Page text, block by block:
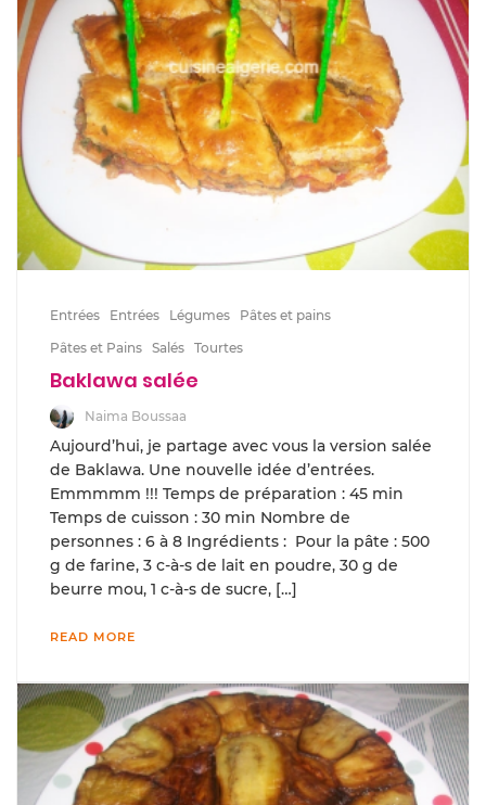
Entrées Entrées Légumes
Pâtes et pains
Pâtes et Pains Salés Tourtes
Baklawa salée
Naima Boussaa
Aujourd’hui, je partage avec vous la version salée
de Baklawa. Une nouvelle idée d’entrées.
Emmmmm !!! Temps de préparation : 45 min
Temps de cuisson : 30 min Nombre de
personnes : 6 à 8 Ingrédients : Pour la pâte : 500
g de farine, 3 c-à-s de lait en poudre, 30 g de
beurre mou, 1 c-à-s de sucre, […]
READ MORE